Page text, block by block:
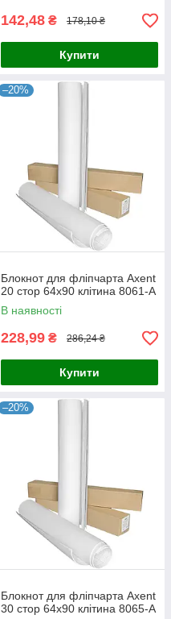
142,48 ₴ 178,10 ₴
Купити
–20%
Блокнот для фліпчарта Axent
20 стор 64х90 клітина 8061-А
В наявності
228,99 ₴ 286,24 ₴
Купити
–20%
Блокнот для фліпчарта Axent
30 стор 64х90 клітина 8065-А